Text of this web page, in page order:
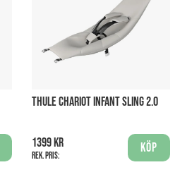
THULE CHARIOT INFANT SLING 2.0
1399 kr
Rek. pris:
Köp